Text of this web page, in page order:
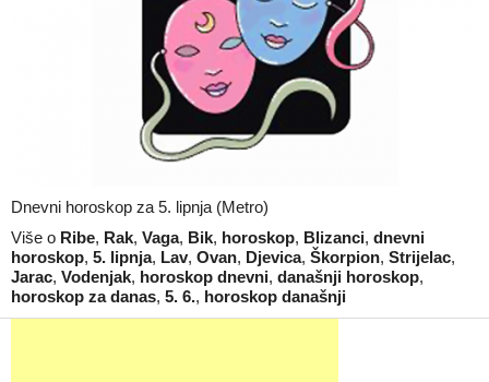
Dnevni horoskop za 5. lipnja (Metro)
Više o Ribe, Rak, Vaga, Bik, horoskop, Blizanci, dnevni
horoskop, 5. lipnja, Lav, Ovan, Djevica, Škorpion, Strijelac,
Jarac, Vodenjak, horoskop dnevni, današnji horoskop,
horoskop za danas, 5. 6., horoskop današnji